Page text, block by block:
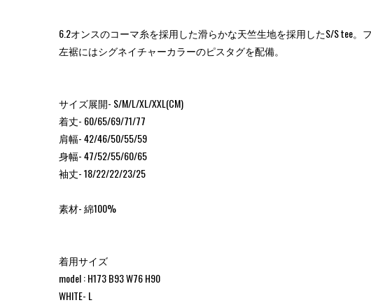
6.2オンスのコーマ糸を採用した滑らかな天竺生地を採用したS/S tee。
左裾にはシグネイチャーカラーのピスタグを配備。
サイズ展開- S/M/L/XL/XXL(CM)
着丈- 60/65/69/71/77
肩幅- 42/46/50/55/59
身幅- 47/52/55/60/65
袖丈- 18/22/22/23/25
素材- 綿100%
着用サイズ
model : H173 B93 W76 H90
WHITE- L